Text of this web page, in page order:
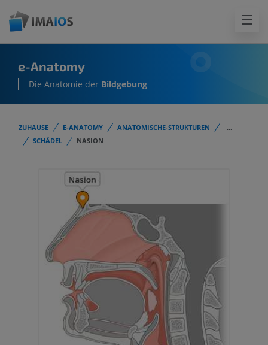
e-Anatomy
Die Anatomie der Bildgebung
ZUHAUSE E-ANATOMY ANATOMISCHE-STRUKTUREN
...
SCHÄDEL
NASION